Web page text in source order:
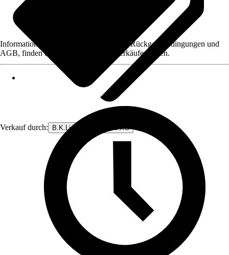
Verkauf durch: B.K.Licht GmbH & Co.KG
Informationen des Verkäufers, wie z. B. Rückgabebedingungen und
AGB, finden Sie bei Klick auf den Verkäufernamen.